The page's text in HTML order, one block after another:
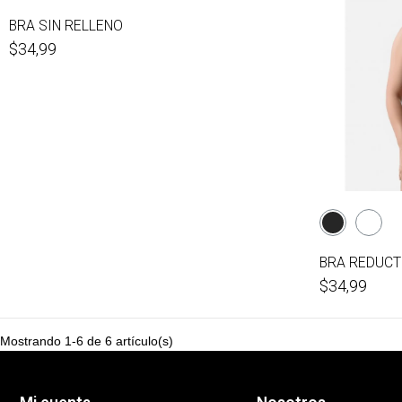
BRA SIN RELLENO
$34,99
BRA
$34,99
Mostrando 1-6 de 6 artículo(s)